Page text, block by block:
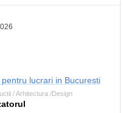
lucrari in Bucuresti
/ Arhitectura /Design